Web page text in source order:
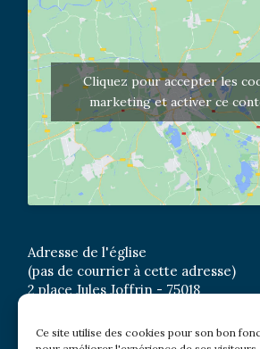
Ce site utilise des cookies pour son bon
Cliquez pour accepter les
marketing et activer ce
Adresse de l'église
(pas de courrier à cette adresse)
2 place Jules Joffrin - 75018
Bus : Mairie du XVIII